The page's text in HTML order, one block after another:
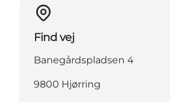
Find vej
Banegårdspladsen 4
9800 Hjørring